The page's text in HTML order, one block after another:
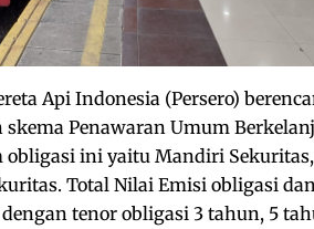
Api Indonesia (Persero)
Penawaran Umum
obligasi ini yaitu Mandiri
Total Nilai Emisi obligasi
tenor obligasi 3 tahun, 5